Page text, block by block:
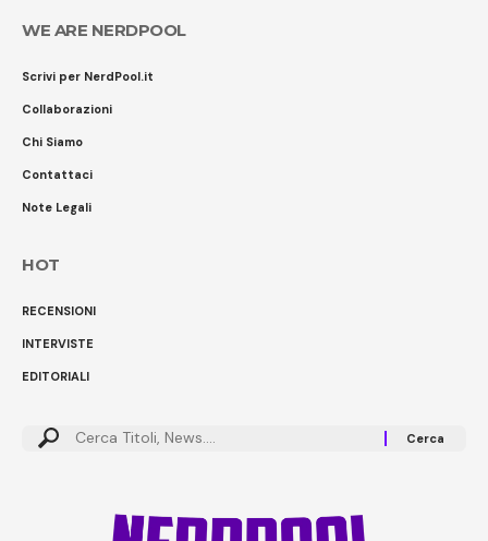
WE ARE NERDPOOL
Scrivi per NerdPool.it
Collaborazioni
Chi Siamo
Contattaci
Note Legali
HOT
RECENSIONI
INTERVISTE
EDITORIALI
Cerca: